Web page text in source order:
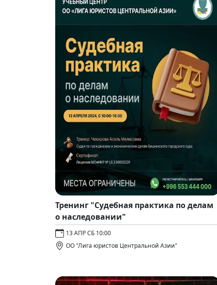
Тренинг "Судебная практика по делам
о наследовании"
13 АПР СБ 10:00
ОО "Лига юристов Центральной Азии"